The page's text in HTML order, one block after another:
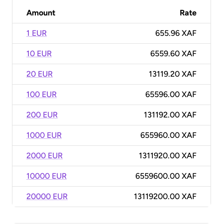
Amount Rate
1 EUR 655.96 XAF
10 EUR 6559.60 XAF
20 EUR 13119.20 XAF
100 EUR 65596.00 XAF
200 EUR 131192.00 XAF
1000 EUR 655960.00 XAF
2000 EUR 1311920.00 XAF
10000 EUR 6559600.00 XAF
20000 EUR 13119200.00 XAF